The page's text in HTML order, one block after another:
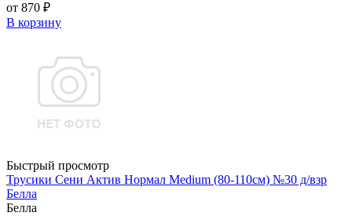
от 870 ₽
В корзину
Быстрый просмотр
Трусики Сени Актив Нормал Medium (80-110см) №30 д/взр
Белла
Белла